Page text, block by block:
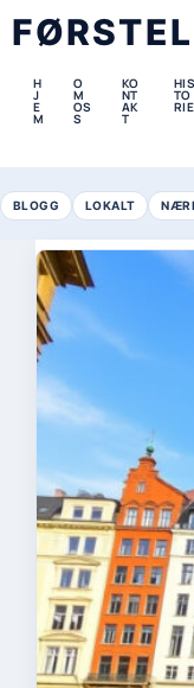
H
J
E
M
O
M
OS
S
KO
NT
AK
T
HIS
TO
RIE
BLOGG LOKALT